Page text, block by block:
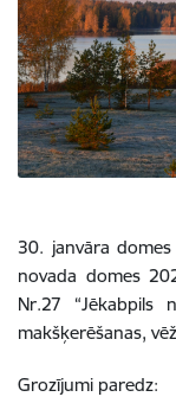
30. janvāra
novada domes
Nr.27 “Jēkabpils
makšķerēšanas,
Grozījumi paredz: